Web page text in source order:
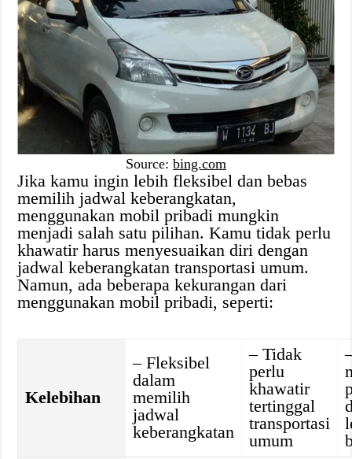
Source: bing.com
Jika kamu ingin lebih fleksibel dan bebas
memilih jadwal keberangkatan,
menggunakan mobil pribadi mungkin
menjadi salah satu pilihan. Kamu tidak perlu
khawatir harus menyesuaikan diri dengan
jadwal keberangkatan transportasi umum.
Namun, ada beberapa kekurangan dari
menggunakan mobil pribadi, seperti:
Kelebihan
– Fleksibel
dalam
memilih
jadwal
keberangkatan
– Tidak
perlu
khawatir
tertinggal
transportasi
umum